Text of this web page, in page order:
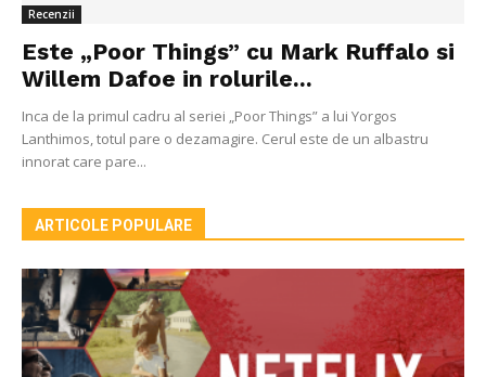
Recenzii
Este „Poor Things” cu Mark Ruffalo si
Willem Dafoe in rolurile...
Inca de la primul cadru al seriei „Poor Things” a lui Yorgos
Lanthimos, totul pare o dezamagire. Cerul este de un albastru
innorat care pare...
ARTICOLE POPULARE